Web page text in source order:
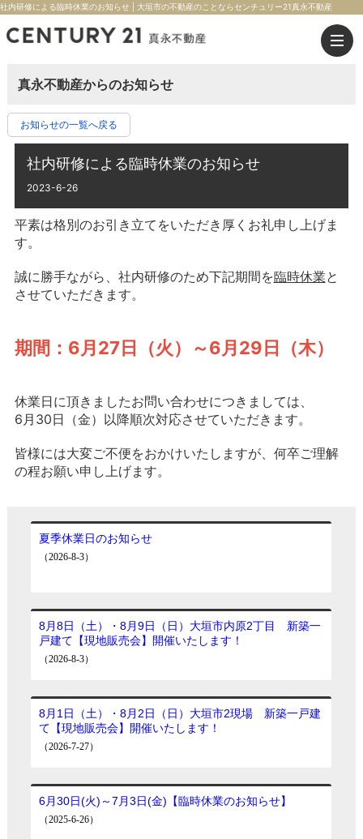
社内研修による臨時休業のお知らせ | 大垣市の不動産のことならセンチュリー21真永不動産
真永不動産からのお知らせ
お知らせの一覧へ戻る
社内研修による臨時休業のお知らせ
2023-6-26
平素は格別のお引き立てをいただき厚くお礼申し上げま
す。
誠に勝手ながら、社内研修のため下記期間を臨時休業と
させていただきます。
期間：6月27日（火）～6月29日（木）
休業日に頂きましたお問い合わせにつきましては、
6月30日（金）以降順次対応させていただきます。
皆様には大変ご不便をおかけいたしますが、何卒ご理解
の程お願い申し上げます。